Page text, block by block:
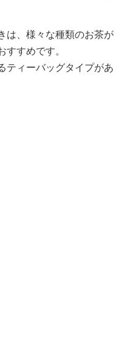
は、様々な種類のお茶が
すめです。
ティーバッグタイプがあ